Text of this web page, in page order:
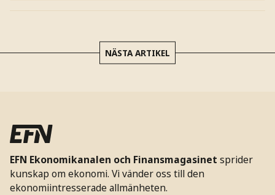
NÄSTA ARTIKEL
EFN Ekonomikanalen och Finansmagasinet sprider
kunskap om ekonomi. Vi vänder oss till den
ekonomiintresserade allmänheten.